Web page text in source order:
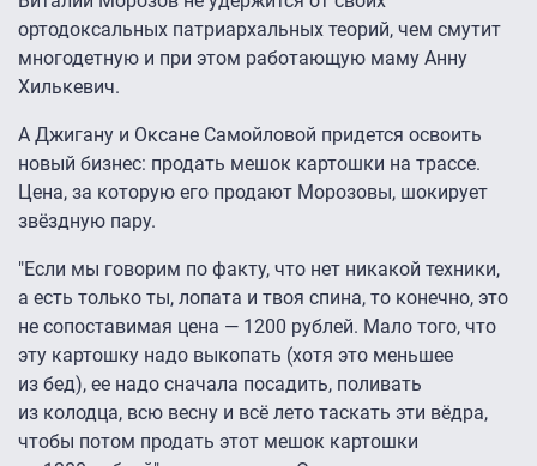
ортодоксальных патриархальных теорий, чем смутит
многодетную и при этом работающую маму Анну
Хилькевич.
А Джигану и Оксане Самойловой придется освоить
новый бизнес: продать мешок картошки на трассе.
Цена, за которую его продают Морозовы, шокирует
звёздную пару.
"Если мы говорим по факту, что нет никакой техники,
а есть только ты, лопата и твоя спина, то конечно, это
не сопоставимая цена — 1200 рублей. Мало того, что
эту картошку надо выкопать (хотя это меньшее
из бед), ее надо сначала посадить, поливать
из колодца, всю весну и всё лето таскать эти вёдра,
чтобы потом продать этот мешок картошки